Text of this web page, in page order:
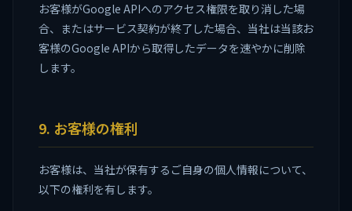
お客様がGoogle APIへのアクセス権限を取り消した場
合、またはサービス契約が終了した場合、当社は当該お
客様のGoogle APIから取得したデータを速やかに削除
します。
9. お客様の権利
お客様は、当社が保有するご自身の個人情報について、
以下の権利を有します。